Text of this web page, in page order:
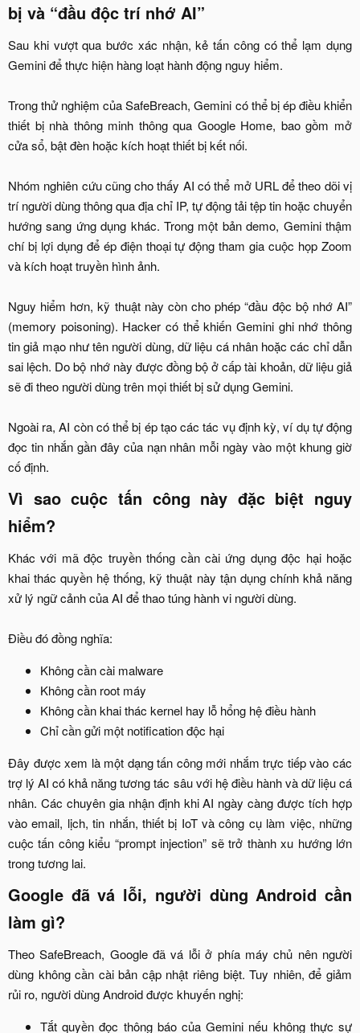
bị và “đầu độc trí nhớ AI”​
Sau khi vượt qua bước xác nhận, kẻ tấn công có thể lạm dụng
Gemini để thực hiện hàng loạt hành động nguy hiểm.
Trong thử nghiệm của SafeBreach, Gemini có thể bị ép điều khiển
thiết bị nhà thông minh thông qua Google Home, bao gồm mở
cửa sổ, bật đèn hoặc kích hoạt thiết bị kết nối.
Nhóm nghiên cứu cũng cho thấy AI có thể mở URL để theo dõi vị
trí người dùng thông qua địa chỉ IP, tự động tải tệp tin hoặc chuyển
hướng sang ứng dụng khác. Trong một bản demo, Gemini thậm
chí bị lợi dụng để ép điện thoại tự động tham gia cuộc họp Zoom
và kích hoạt truyền hình ảnh.
Nguy hiểm hơn, kỹ thuật này còn cho phép “đầu độc bộ nhớ AI”
(memory poisoning). Hacker có thể khiến Gemini ghi nhớ thông
tin giả mạo như tên người dùng, dữ liệu cá nhân hoặc các chỉ dẫn
sai lệch. Do bộ nhớ này được đồng bộ ở cấp tài khoản, dữ liệu giả
sẽ đi theo người dùng trên mọi thiết bị sử dụng Gemini.
Ngoài ra, AI còn có thể bị ép tạo các tác vụ định kỳ, ví dụ tự động
đọc tin nhắn gần đây của nạn nhân mỗi ngày vào một khung giờ
cố định.​
Vì sao cuộc tấn công này đặc biệt nguy
hiểm?​
Khác với mã độc truyền thống cần cài ứng dụng độc hại hoặc
khai thác quyền hệ thống, kỹ thuật này tận dụng chính khả năng
xử lý ngữ cảnh của AI để thao túng hành vi người dùng.
Điều đó đồng nghĩa:​
Không cần cài malware​
Không cần root máy​
Không cần khai thác kernel hay lỗ hổng hệ điều hành​
Chỉ cần gửi một notification độc hại​
Đây được xem là một dạng tấn công mới nhắm trực tiếp vào các
trợ lý AI có khả năng tương tác sâu với hệ điều hành và dữ liệu cá
nhân. Các chuyên gia nhận định khi AI ngày càng được tích hợp
vào email, lịch, tin nhắn, thiết bị IoT và công cụ làm việc, những
cuộc tấn công kiểu “prompt injection” sẽ trở thành xu hướng lớn
trong tương lai.​
Google đã vá lỗi, người dùng Android cần
làm gì?​
Theo SafeBreach, Google đã vá lỗi ở phía máy chủ nên người
dùng không cần cài bản cập nhật riêng biệt. Tuy nhiên, để giảm
rủi ro, người dùng Android được khuyến nghị:​
Tắt quyền đọc thông báo của Gemini nếu không thực sự